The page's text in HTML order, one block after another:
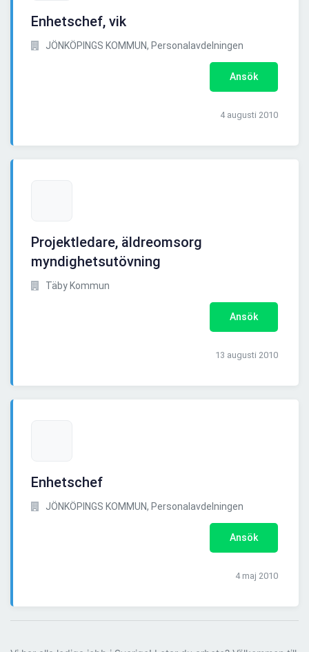
Enhetschef, vik
JÖNKÖPINGS KOMMUN, Personalavdelningen
Ansök
4 augusti 2010
Projektledare, äldreomsorg
myndighetsutövning
Täby Kommun
Ansök
13 augusti 2010
Enhetschef
JÖNKÖPINGS KOMMUN, Personalavdelningen
Ansök
4 maj 2010